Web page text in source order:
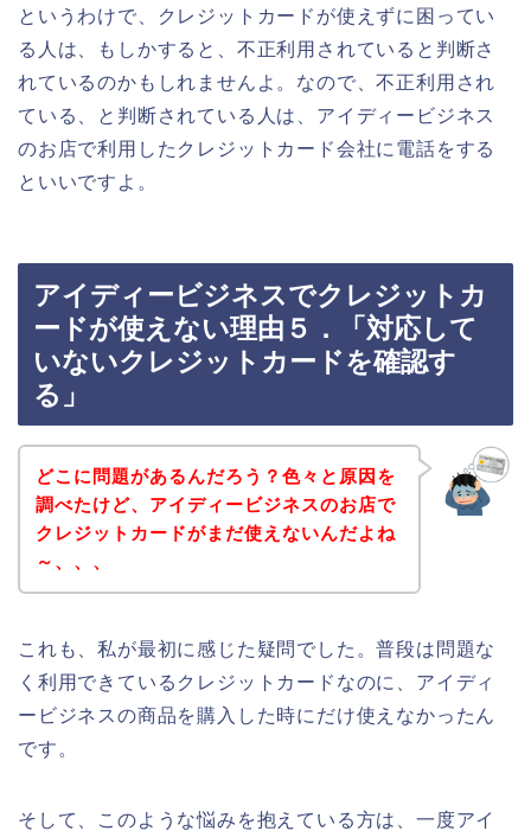
というわけで、クレジットカードが使えずに困ってい
る人は、もしかすると、不正利用されていると判断さ
れているのかもしれませんよ。なので、不正利用され
ている、と判断されている人は、アイディービジネス
のお店で利用したクレジットカード会社に電話をする
といいですよ。
アイディービジネスでクレジットカ
ードが使えない理由５．「対応して
いないクレジットカードを確認す
る」
どこに問題があるんだろう？色々と原因を
調べたけど、アイディービジネスのお店で
クレジットカードがまだ使えないんだよね
～、、、
これも、私が最初に感じた疑問でした。普段は問題な
く利用できているクレジットカードなのに、アイディ
ービジネスの商品を購入した時にだけ使えなかったん
です。
そして、このような悩みを抱えている方は、一度アイ